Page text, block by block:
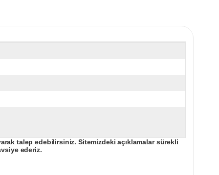
talep edebilirsiniz. Sitemizdeki açıklamalar sürekli
ederiz.